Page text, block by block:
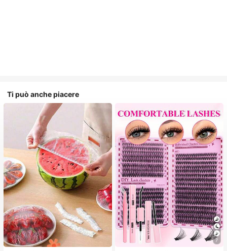
Ti può anche piacere
7